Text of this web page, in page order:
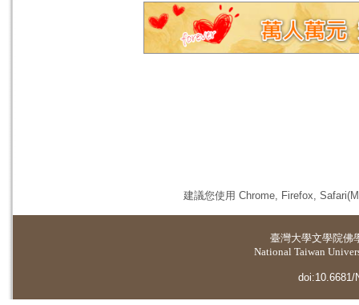
建議您使用 Chrome, Firefox,
臺灣大學文學院佛
National Taiwan
doi:10.6681/